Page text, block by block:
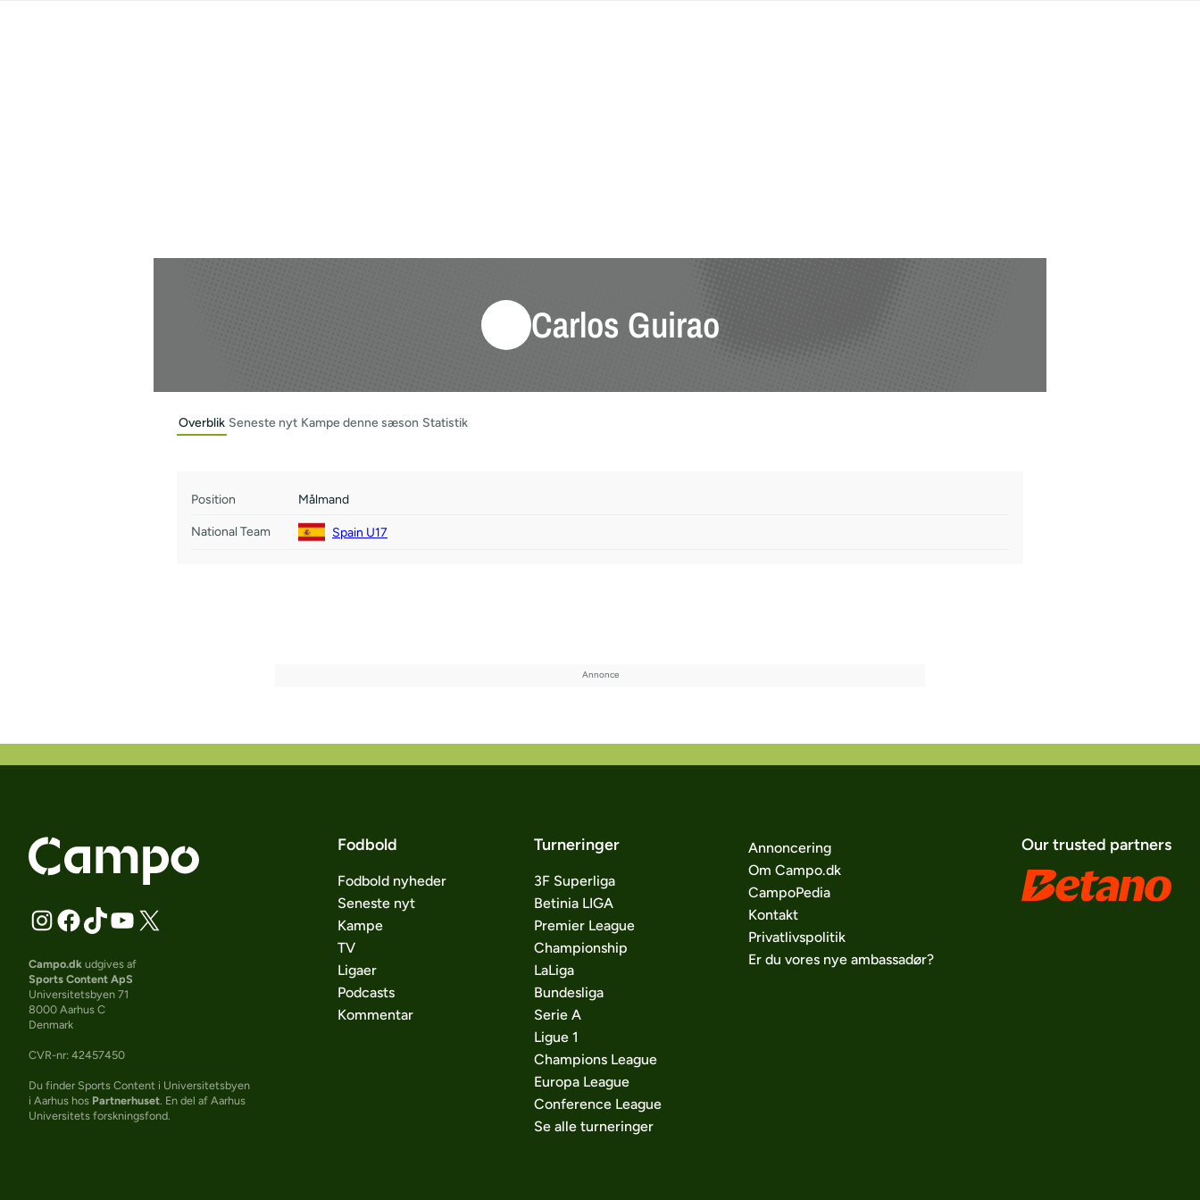
Carlos Guirao
Overblik Seneste nyt Kampe denne sæson Statistik
Position Målmand
National Team Spain U17
Campo.dk udgives af
Sports Content ApS
Universitetsbyen 71
8000 Aarhus C
Denmark
CVR-nr: 42457450
Du finder Sports Content i Universitetsbyen
i Aarhus hos Partnerhuset . En del af Aarhus
Universitets forskningsfond.
Fodbold
Fodbold nyheder
Seneste nyt
Kampe
TV
Ligaer
Podcasts
Kommentar
Turneringer
3F Superliga
Betinia LIGA
Premier League
Championship
LaLiga
Bundesliga
Serie A
Ligue 1
Champions League
Europa League
Conference League
Se alle turneringer
Annoncering
Om Campo.dk
CampoPedia
Kontakt
Privatlivspolitik
Er du vores nye ambassadør?
Our trusted partners